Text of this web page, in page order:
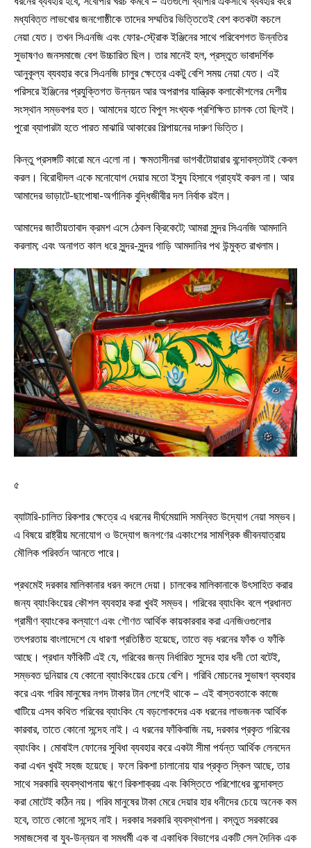
মধ্যবিত্ত লাভখোর জনগোষ্ঠীকে তাদের সম্মতির ভিত্তিতেই বেশ কতকটা কচলে
নেয়া যেত। তখন সিএনজি এবং ফোর-স্ট্রোক ইঞ্জিনের সাথে পরিবেশগত উন্নতির
সুভাষণও জনসমাজে বেশ উচ্চারিত ছিল। তার মানেই হল, প্রস্তুত ভাবাদর্শিক
আনুকূল্য ব্যবহার করে সিএনজি চালুর ক্ষেত্রে একটু বেশি সময় নেয়া যেত। এই
পরিসরে ইঞ্জিনের প্রযুক্তিগত উন্নয়ন আর অপরাপর যান্ত্রিক কলাকৌশলের দেশীয়
সংস্থান সম্ভবপর হত। আমাদের হাতে বিপুল সংখ্যক প্রশিক্ষিত চালক তো ছিলই।
পুরো ব্যাপারটা হতে পারত মাঝারি আকারের শিল্পায়নের দারুণ ভিত্তি।
কিন্তু প্রসঙ্গটি কারো মনে এলো না। ক্ষমতাসীনরা ভাগবাঁটোয়ারার বন্দোবস্তটাই কেবল
করল। বিরোধীদল একে মনোযোগ দেয়ার মতো ইস্যু হিসাবে গ্রাহ্যই করল না। আর
আমাদের ভাড়াটে-ছাপোষা-অর্গানিক বুদ্ধিজীবীর দল নির্বাক রইল।
আমাদের জাতীয়তাবাদ ক্রমশ এসে ঠেকল ক্রিকেটে; আমরা সুন্দর সিএনজি আমদানি
করলাম; এবং অনাগত কাল ধরে সুন্দর-সুন্দর গাড়ি আমদানির পথ উন্মুক্ত রাখলাম।
৫
ব্যাটারি-চালিত রিকশার ক্ষেত্রে এ ধরনের দীর্ঘমেয়াদি সমন্বিত উদ্যোগ নেয়া সম্ভব।
এ বিষয়ে রাষ্ট্রীয় মনোযোগ ও উদ্যোগ জনগণের একাংশের সামগ্রিক জীবনযাত্রায়
মৌলিক পরিবর্তন আনতে পারে।
প্রথমেই দরকার মালিকানার ধরন বদলে দেয়া। চালকের মালিকানাকে উৎসাহিত করার
জন্য ব্যাংকিংয়ের কৌশল ব্যবহার করা খুবই সম্ভব। গরিবের ব্যাংকিং বলে প্রধানত
গ্রামীণ ব্যাংকের কল্যাণে এবং গৌণত আর্থিক কায়কারবার করা এনজিওগুলোর
তৎপরতায় বাংলাদেশে যে ধারণা প্রতিষ্ঠিত হয়েছে, তাতে বড় ধরনের ফাঁক ও ফাঁকি
আছে। প্রধান ফাঁকিটি এই যে, গরিবের জন্য নির্ধারিত সুদের হার ধনী তো বটেই,
সম্ভবত দুনিয়ার যে কোনো ব্যাংকিংয়ের চেয়ে বেশি। গরিবি মোচনের সুভাষণ ব্যবহার
করে এবং গরিব মানুষের নগদ টাকার টান লেগেই থাকে – এই বাস্তবতাকে কাজে
খাটিয়ে এসব কথিত গরিবের ব্যাংকিং যে বড়লোকদের এক ধরনের লাভজনক আর্থিক
কারবার, তাতে কোনো সন্দেহ নাই। এ ধরনের ফাঁকিবাজি নয়, দরকার প্রকৃত গরিবের
ব্যাংকিং। মোবাইল ফোনের সুবিধা ব্যবহার করে একটা সীমা পর্যন্ত আর্থিক লেনদেন
করা এখন খুবই সহজ হয়েছে। ফলে রিকশা চালানোয় যার প্রকৃত স্কিল আছে, তার
সাথে সরকারি ব্যবস্থাপনায় ঋণে রিকশাক্রয় এবং কিস্তিতে পরিশোধের বন্দোবস্ত
করা মোটেই কঠিন নয়। গরিব মানুষের টাকা মেরে দেয়ার হার ধনীদের চেয়ে অনেক কম
হবে, তাতে কোনো সন্দেহ নাই। দরকার সরকারি ব্যবস্থাপনা। বস্তুত সরকারের
সমাজসেবা বা যুব-উন্নয়ন বা সমধর্মী এক বা একাধিক বিভাগের একটি সেল দৈনিক এক